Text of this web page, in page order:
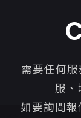
需要任何
服、
如要詢問報